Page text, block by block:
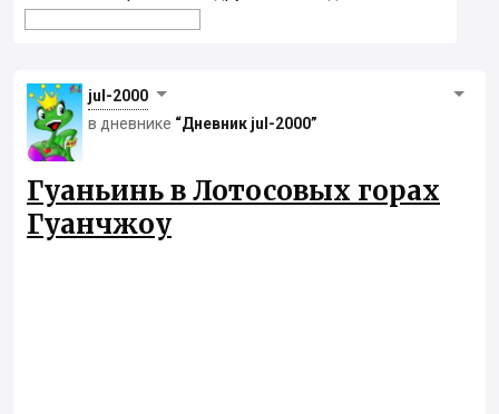
jul-2000
в дневнике “Дневник jul-2000”
Гуаньинь в Лотосовых горах
Гуанчжоу